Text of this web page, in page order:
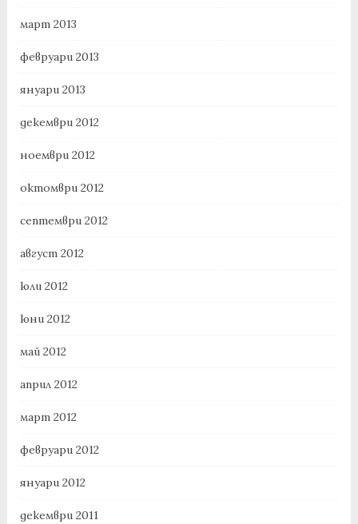
март 2013
февруари 2013
януари 2013
декември 2012
ноември 2012
октомври 2012
септември 2012
август 2012
юли 2012
юни 2012
май 2012
април 2012
март 2012
февруари 2012
януари 2012
декември 2011